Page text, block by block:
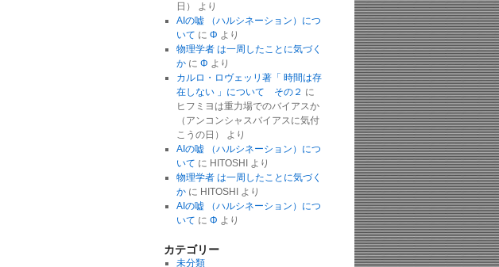
日）
より
AIの嘘 （ハルシネーション）につ
いて に Φ より
物理学者 は一周したことに気づく
かに Φ より
カルロ・ロヴェッリ著「 時間は存
在しない 」について その２ に
ヒフミヨは重力場でのバイアスか
（アンコンシャスバイアスに気付
こうの日）
より
AIの嘘 （ハルシネーション）につ
いて に HITOSHI
より
物理学者 は一周したことに気づく
かに HITOSHI
より
AIの嘘 （ハルシネーション）につ
いて に Φ より
カテゴリー
未分類